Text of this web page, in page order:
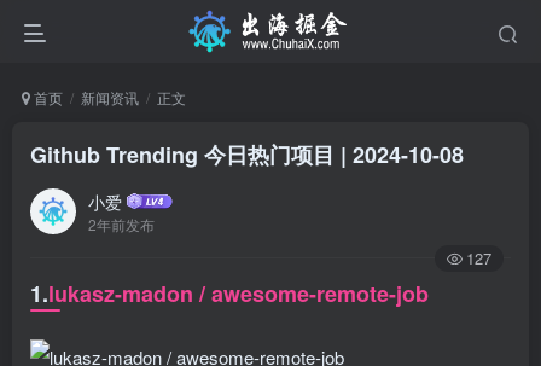
首页 新闻资讯 正文
Github Trending 今日热门项目 | 2024-10-08
小爱
2年前发布
127
1.lukasz-madon / awesome-remote-job